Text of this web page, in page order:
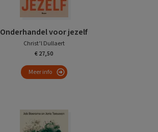
Onderhandel voor jezelf
Christ’l Dullaert
€ 27,50
Meer info